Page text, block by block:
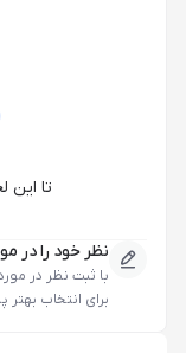
تا
نظر خود را در
با ثبت نظر در
برای انتخاب